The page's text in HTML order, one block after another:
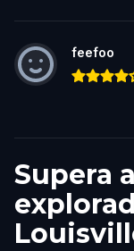
feefoo
Supera